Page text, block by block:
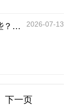
全日制MBA和非全日制MBA区别有哪些？怎么选择？ 2026-07-13
下一页